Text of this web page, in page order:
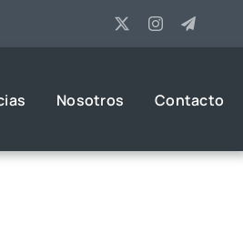
Nosotros Contacto